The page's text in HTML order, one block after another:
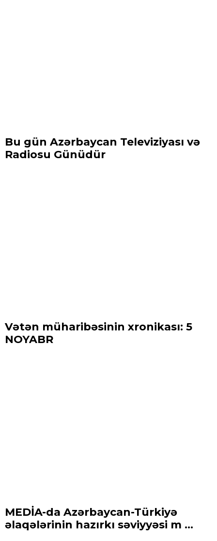
Bu gün Azərbaycan Televiziyası və
Radiosu Günüdür
Vətən müharibəsinin xronikası: 5
NOYABR
MEDİA-da Azərbaycan-Türkiyə
əlaqələrinin hazırkı səviyyəsi m ...